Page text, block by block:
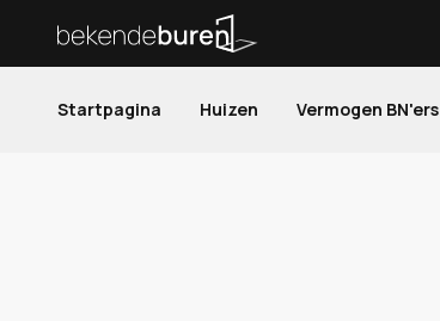
Startpagina Huizen Vermogen BN'ers